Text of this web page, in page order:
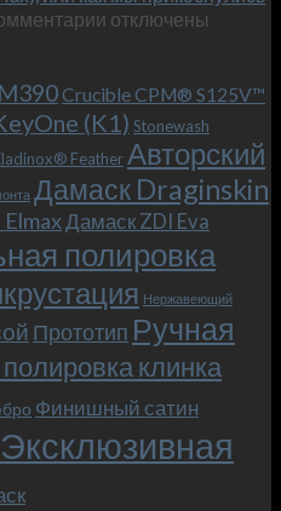
Теперь
и
клипсой!
к
Макс
(Mad
Max),
или
как
мы
прикоснулись
к
фильма.
отключены
Crucible CPM® S125V™
(K1) Stonewash
FeatherАвторский
Дамаск Draginskin
Дамаск ZDI Eva
полировка
Нержавеющий
Прототип Ручная
клинка
Финишный сатин
Эксклюзивная